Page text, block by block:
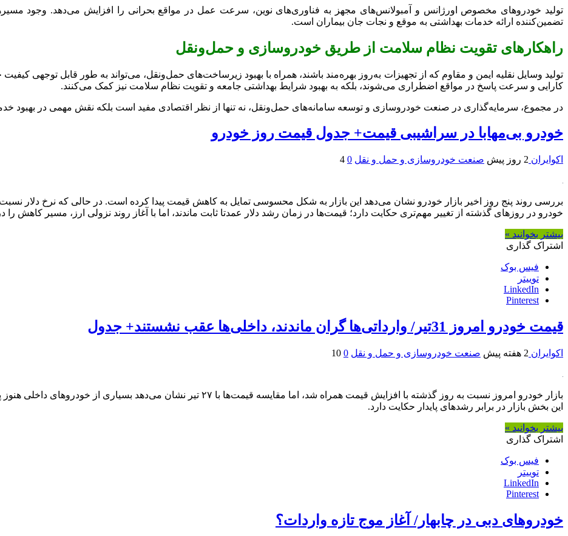
تولید خودروهای مخصوص اورژانس و آمبولانس‌های مجهز به فناوری‌های نوین، سرعت عمل در مواقع بحرانی را افزایش می‌دهد. وجود
تضمین‌کننده ارائه خدمات بهداشتی به موقع و نجات جان بیماران است.
راهکارهای تقویت نظام سلامت از طریق خودروسازی و حمل‌ونقل
تولید وسایل نقلیه ایمن و مقاوم که از تجهیزات به‌روز بهره‌مند باشند، همراه با بهبود زیرساخت‌های حمل‌ونقل، می‌تواند به طور قابل توجهی
کارایی و سرعت پاسخ در مواقع اضطراری می‌شوند، بلکه به بهبود شرایط بهداشتی جامعه و تقویت نظام سلامت نیز کمک می‌کنند.
در مجموع، سرمایه‌گذاری در صنعت خودروسازی و توسعه سامانه‌های حمل‌ونقل، نه تنها از نظر اقتصادی مفید است بلکه نقش مهمی در بهبود
خودرو بی‌مهابا در سراشیبی قیمت+ جدول قیمت روز خودرو
اکوایران 2 روز پیش صنعت خودروسازی و حمل و نقل 0
4
بررسی روند پنج روز اخیر بازار خودرو نشان می‌دهد این بازار به شکل محسوسی تمایل به کاهش قیمت پیدا کرده است. در حالی که نرخ دلار نسبت
خودرو در روزهای گذشته از تغییر مهم‌تری حکایت دارد؛ قیمت‌ها در زمان رشد دلار عمدتا ثابت ماندند، اما با آغاز روند نزولی ارز، مسیر کاهش را
بیشتر بخوانید »
اشتراک گذاری
فیس بوک
توییتر
LinkedIn
Pinterest
قیمت خودرو امروز 31تیر/ وارداتی‌ها گران ماندند، داخلی‌ها عقب نشستند+ جدول
اکوایران 2 هفته پیش صنعت خودروسازی و حمل و نقل 0
10
بازار خودرو امروز نسبت به روز گذشته با افزایش قیمت همراه شد، اما مقایسه قیمت‌ها
این بخش بازار در برابر رشدهای پایدار حکایت دارد.
بیشتر بخوانید »
اشتراک گذاری
فیس بوک
توییتر
LinkedIn
Pinterest
خودروهای دبی در چابهار/ آغاز موج تازه واردات؟